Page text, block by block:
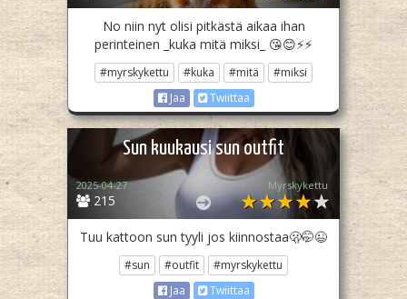
No niin nyt olisi pitkästä aikaa ihan
perinteinen _kuka mitä miksi_ 😘😊⚡️⚡️
#myrskykettu #kuka #mitä
#miksi
Jaa
Twiittaa
Sun kuukausi sun outfit
215
2025-04-27 Myrskykettu
Tuu kattoon sun tyyli jos kiinnostaa🫢🤭😉
#sun #outfit
#myrskykettu
Jaa
Twiittaa